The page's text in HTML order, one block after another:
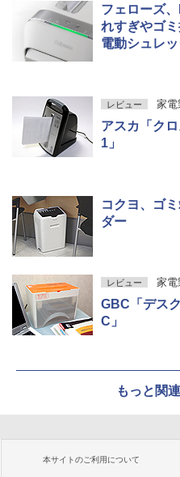
フェローズ
れすぎやゴ
電動シュレ
レビュー 家電
アスカ「ク
1」
コクヨ、ゴ
ダー
レビュー 家電
GBC「デス
C」
もっと関
本サイトのご利用について